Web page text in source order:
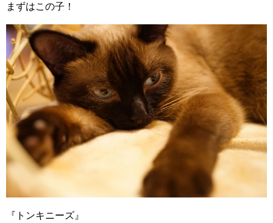
まずはこの子！
『トンキニーズ』